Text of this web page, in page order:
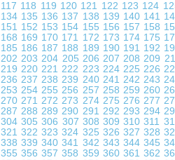
117 118 119 120 121 122 123 124
134 135 136 137 138 139 140 141
151 152 153 154 155 156 157 158
168 169 170 171 172 173 174 175
185 186 187 188 189 190 191 192
202203204 205 206 207208209
219220221222 223 224 225 226
236237238239 240 241 242 243
253254255256 257 258 259 260
270271272273 274 275 276 277
287288289290 291 292 293 294
304305306 307 308 309310311
321322323324 325 326 327 328
338339340341 342 343 344 345
355356357358 359 360 361 362